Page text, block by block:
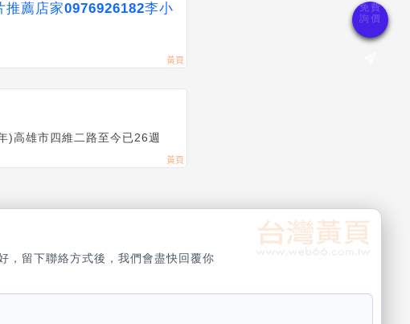
推薦店家0976926182李小
)高雄市四維二路至今已26週
，留下聯絡方式後，我們會盡快回覆你